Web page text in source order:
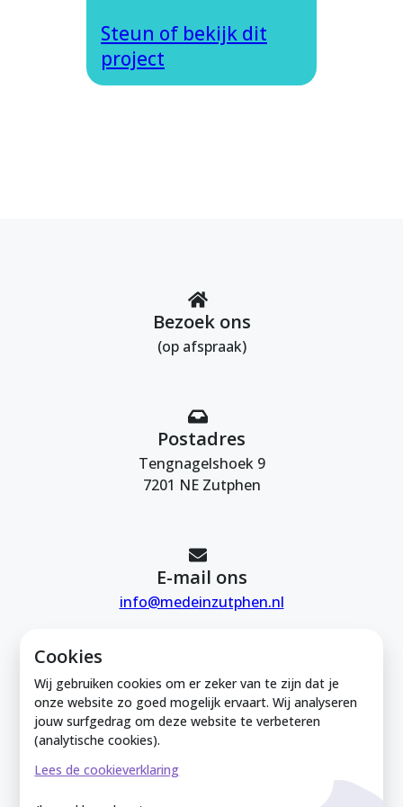
Cookies
Wij gebruiken cookies om er zeker van te zijn dat je
onze website zo goed mogelijk ervaart. Wij analyseren
jouw surfgedrag om deze website te verbeteren
(analytische cookies).
Lees de cookieverklaring
Steun of bekijk dit
project
Bezoek ons
(op afspraak)
Postadres
Tengnagelshoek 9
7201 NE Zutphen
E-mail ons
info@medeinzutphen.nl
Mede in Zutphen is onderdeel van de
Zutphense Uitdaging. KVK Zutphense
Uitdaging: 08212926